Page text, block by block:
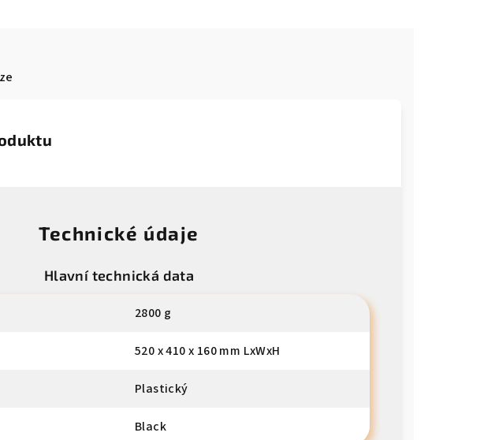
Technické údaje
Hlavní technická data
2800 g
520 x 410 x 160 mm LxWxH
Plastický
Black